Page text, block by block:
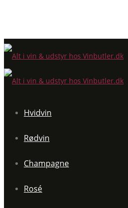
Hvidvin
Rødvin
Champagne
Rosé